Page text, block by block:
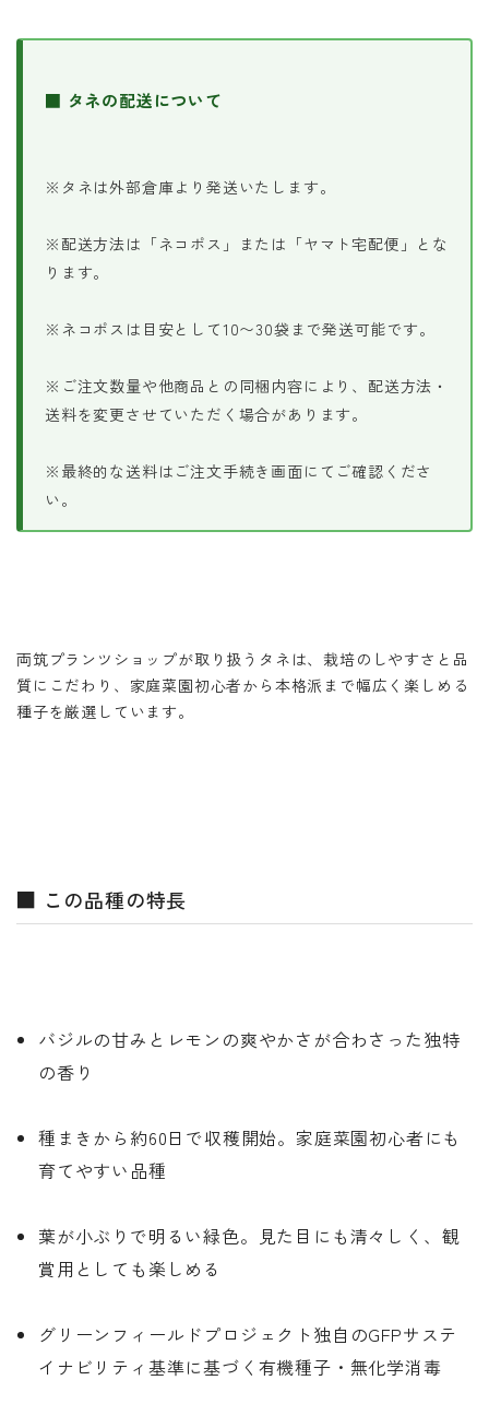
■ タネの配送について
※タネは外部倉庫より発送いたします。
※配送方法は「ネコポス」または「ヤマト宅配便」とな
ります。
※ネコポスは目安として10〜30袋まで発送可能です。
※ご注文数量や他商品との同梱内容により、配送方法・
送料を変更させていただく場合があります。
※最終的な送料はご注文手続き画面にてご確認くださ
い。
両筑プランツショップが取り扱うタネは、栽培のしやすさと品
質にこだわり、家庭菜園初心者から本格派まで幅広く楽しめる
種子を厳選しています。
■ この品種の特長
バジルの甘みとレモンの爽やかさが合わさった独特
の香り
種まきから約60日で収穫開始。家庭菜園初心者にも
育てやすい品種
葉が小ぶりで明るい緑色。見た目にも清々しく、観
賞用としても楽しめる
グリーンフィールドプロジェクト独自のGFPサステ
イナビリティ基準に基づく有機種子・無化学消毒